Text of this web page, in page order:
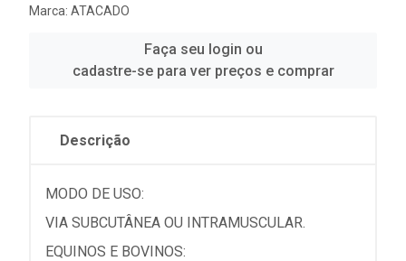
Marca: ATACADO
Faça seu login ou
cadastre-se para ver preços e comprar
Descrição
MODO DE USO:
VIA SUBCUTÂNEA OU INTRAMUSCULAR.
EQUINOS E BOVINOS: